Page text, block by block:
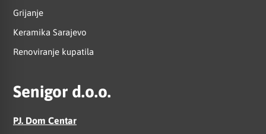
Grijanje
Keramika Sarajevo
Renoviranje kupatila
Senigor d.o.o.
PJ. Dom Centar